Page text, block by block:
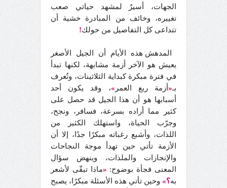
الجهات، أسيرٌ لمشهد حياتي صعب
تغييره، وخائف من المبادرة خشية أن
تتداعى كل التفاصيل من حولك!
المدهش هذه الأيام أن الجيل الأصغر
يعيش هو الآخر أزمة مشابهة، لكنها تبدأ
في فترة مبكرة كبداية الثلاثينات، وتُعرف
بـ«أزمة ربع العمر »، وقد يكون أحد
أسبابها هو أن هذا الجيل قد حصل على
كثير مما أراده بسرعة، فسافر، ونجح،
وجرّب الحياة، واستهلك الكثير من
اللذات، وأشبع رغباته مبكرًا جدًا، إلا أن
الأزمة تأتي حين تهدأ موجة النجاحات
والإنجازات والملذات، وينهض سؤال
المعنى فجأة بوضوح: «ماذا تبقّى لأشعر
به؟» وحين تأتي هذه الأسئلة مبكرًا، يصبح